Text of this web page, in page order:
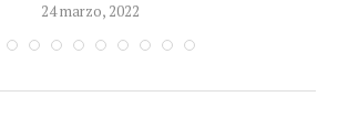
24 marzo, 2022